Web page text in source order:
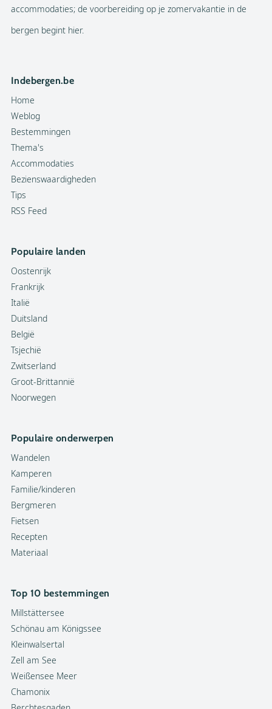
accommodaties; de voorbereiding op je zomervakantie in de
bergen begint hier.
Indebergen.be
Home
Weblog
Bestemmingen
Thema's
Accommodaties
Bezienswaardigheden
Tips
RSS Feed
Populaire landen
Oostenrijk
Frankrijk
Italië
Duitsland
België
Tsjechië
Zwitserland
Groot-Brittannië
Noorwegen
Populaire onderwerpen
Wandelen
Kamperen
Familie/kinderen
Bergmeren
Fietsen
Recepten
Materiaal
Top 10 bestemmingen
Millstättersee
Schönau am Königssee
Kleinwalsertal
Zell am See
Weißensee Meer
Chamonix